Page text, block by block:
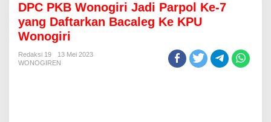
Wonogiri
Jadi
Parpol
DPC PKB Wonogiri Jadi Parpol Ke-7
yang Daftarkan Bacaleg Ke KPU
Wonogiri
Redaksi 19
13 Mei 2023
WONOGIREN